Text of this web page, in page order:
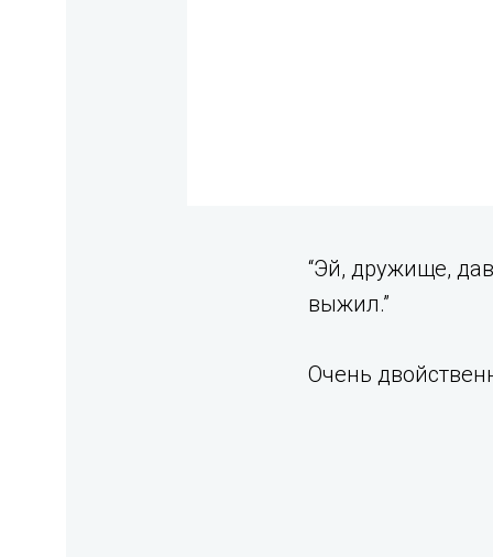
“Эй, дружище,
выжил.”
Очень